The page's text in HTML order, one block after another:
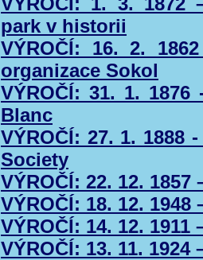
park v historii
VÝROČÍ: 16. 2.
organizace Sokol
VÝROČÍ: 31. 1.
Blanc
VÝROČÍ: 27. 1. 1888
Society
VÝROČÍ: 22. 12.
VÝROČÍ: 18. 12. 1948
VÝROČÍ: 14. 12.
VÝROČÍ: 13. 11. 1924